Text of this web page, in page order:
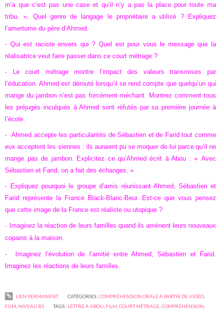
m’a que c’est pas une case et qu’il n’y a pas la place pour toute ma
tribu. ». Quel genre de langage le propriétaire a utilisé ? Expliquez
l’amertume du père d’Ahmed.
- Qui est raciste envers qui ? Quel est pour vous le message que la
réalisatrice veut faire passer dans ce court métrage ?
-
Le court métrage montre l’impact des valeurs transmises par
l’éducation. Ahmed est dérouté lorsqu’il se rend compte que quelqu’un qui
mange du jambon n’est pas forcément méchant. Montrez comment tous
les préjugés inculqués à Ahmed sont réfutés par sa première journée à
l’école.
- Ahmed accepte les particularités de Sébastien et de Farid tout comme
eux acceptent les siennes : ils auraient pu se moquer de lui parce qu’il ne
mange pas de jambon. Explicitez ce qu’Ahmed écrit à Abou : « Avec
Sébastien et Farid, on a fait des échanges. »
- Expliquez pourquoi le groupe d’amis réunissant Ahmed, Sébastien et
Farid représente la France Black-Blanc-Beur. Est-ce que vous pensez
que cette image de la France est réaliste ou utopique ?
-
Imaginez la réaction de leurs familles quand ils amènent leurs nouveaux
copains à la maison.
- Imaginez l’évolution de l’amitié entre Ahmed, Sébastien et Farid.
Imaginez les réactions de leurs familles.
LIEN PERMANENT CATÉGORIES :COMPRÉHENSION ORALE À PARTIR DE VIDÉO,
FILM NIVEAU B1 TAGS : LETTRE À ABOU FILM ,COURT-MÉTRAGE ,COMPRÉHENSION